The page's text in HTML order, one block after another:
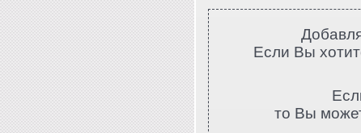
Если Вы
то Вы